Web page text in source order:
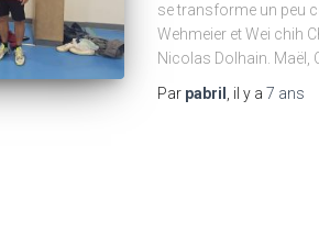
se transforme un peu
Wehmeier et Wei chih
Nicolas Dolhain. Maël,
Par pabril , il y a 7 ans